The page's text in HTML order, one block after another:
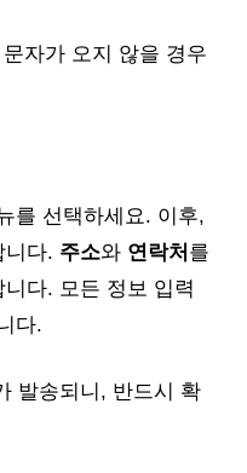
자가 오지 않을 경우
를 선택하세요. 이후,
니다. 주소와 연락처 를
다. 모든 정보 입력
다.
발송되니, 반드시 확